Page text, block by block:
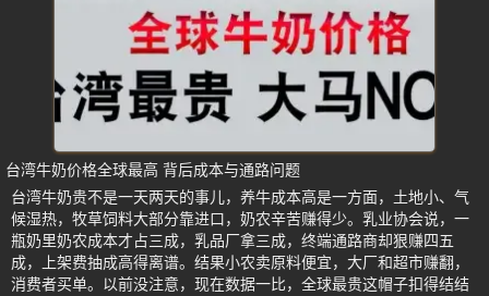
台湾牛奶价格全球最高 背后成本与通路问题
台湾牛奶贵不是一天两天的事儿，养牛成本高是一方面，土地小、气
候湿热，牧草饲料大部分靠进口，奶农辛苦赚得少。乳业协会说，一
瓶奶里奶农成本才占三成，乳品厂拿三成，终端通路商却狠赚四五
成，上架费抽成高得离谱。结果小农卖原料便宜，大厂和超市赚翻，
消费者买单。以前没注意，现在数据一比，全球最贵这帽子扣得结结